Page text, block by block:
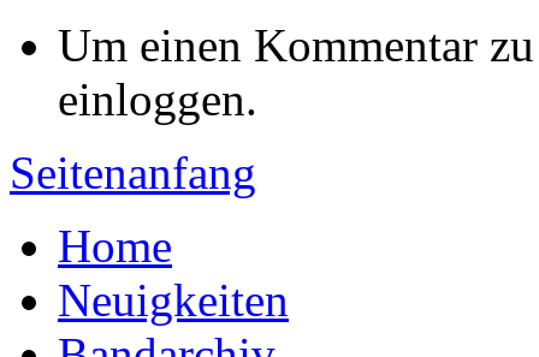
Um einen Kommentar
einloggen.
Seitenanfang
Home
Neuigkeiten